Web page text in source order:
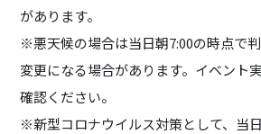
があります。
※悪天候の場合は当日朝7:00の時点で
変更になる場合があります。イベント
確認ください。
※新型コロナウイルス対策として、当